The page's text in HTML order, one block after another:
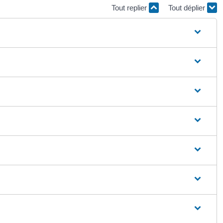
Tout replier
Tout déplier